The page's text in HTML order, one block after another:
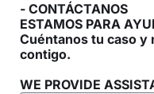
- CONTÁCTANOS
ESTAMOS PARA
Cuéntanos tu caso y
contigo.
WE PROVIDE